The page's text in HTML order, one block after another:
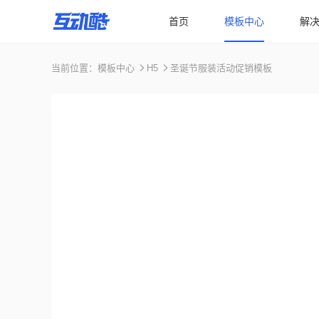
首页 模板中心 解
当前位置： 模板中心 H5 圣诞节服装活动促销模板